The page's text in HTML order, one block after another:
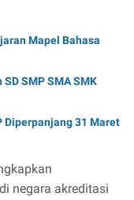
Mapel Bahasa
SMP SMA SMK
Diperpanjang 31 Maret
negara akreditasi